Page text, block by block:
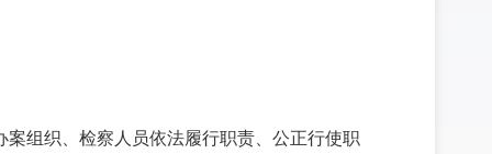
组织、检察人员依法履行职责、公正行使职